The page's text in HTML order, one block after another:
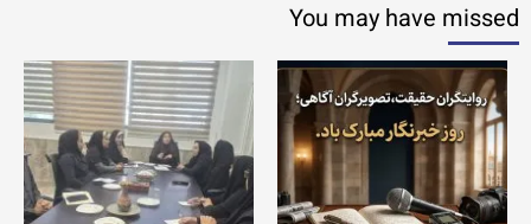
You may have missed